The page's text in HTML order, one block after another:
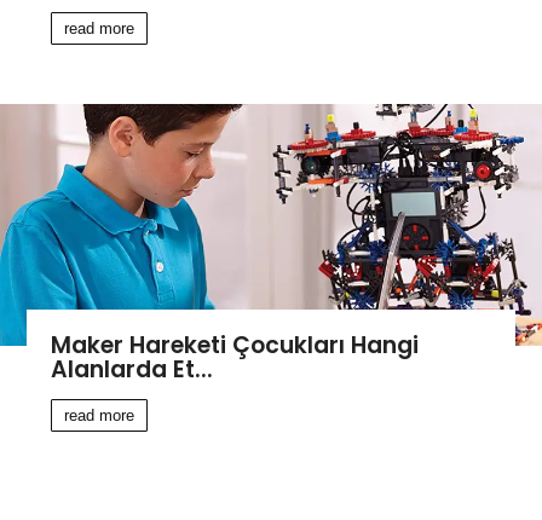
read more
Maker Hareketi Çocukları Hangi
Alanlarda Et...
read more